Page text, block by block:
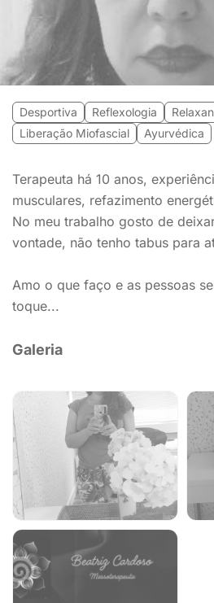
Desportiva Reflexologia
Liberação Miofascial
Ayurvédica
Terapeuta há 10 anos,
musculares, refazimento
No meu trabalho gosto de
vontade, não tenho tabus para
Amo o que faço e as pessoas
toque...
Galeria